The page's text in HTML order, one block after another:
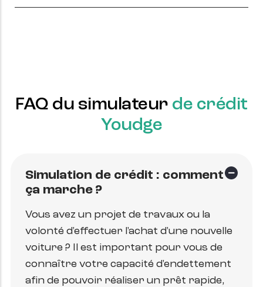
FAQ du simulateur de crédit
Youdge
Simulation de crédit : comment
ça marche ?
Vous avez un projet de travaux ou la
volonté d'effectuer l'achat d'une nouvelle
voiture ? Il est important pour vous de
connaître votre capacité d'endettement
afin de pouvoir réaliser un prêt rapide,